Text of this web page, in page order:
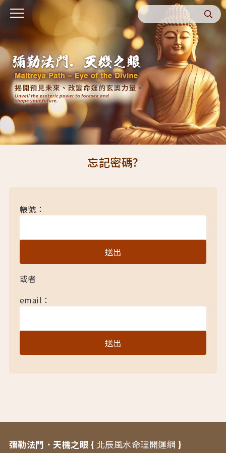
忘記密碼?
帳號：
或者
email：
彌勒法門．天機之眼 { 北辰風水命理開運網 }